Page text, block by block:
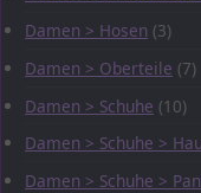
Damen > Hosen (3)
Damen > Oberteile (7)
Damen > Schuhe (10)
Damen > Schuhe >
Damen > Schuhe >